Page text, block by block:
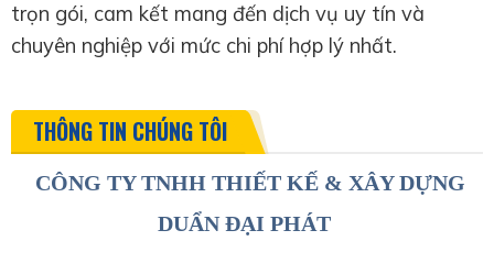
trọn gói, cam kết mang đến dịch vụ uy tín và
chuyên nghiệp với mức chi phí hợp lý nhất.
THÔNG TIN CHÚNG TÔI
CÔNG TY TNHH THIẾT KẾ & XÂY DỰNG
DUẨN ĐẠI PHÁT